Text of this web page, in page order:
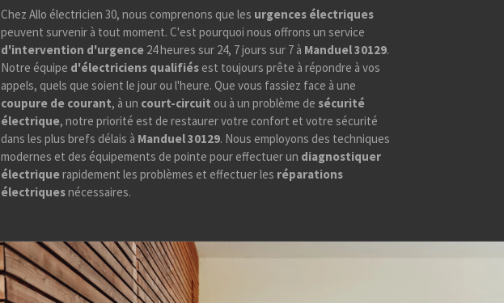
Chez Allo électricien 30, nous comprenons que les urgences électriques
peuvent survenir à tout moment. C'est pourquoi nous offrons un service
d'intervention d'urgence24 heures sur 24, 7 jours sur 7 à Manduel 30129.
Notre équipe d'électriciens qualifiésest toujours prête à répondre à vos
appels, quels que soient le jour ou l'heure. Que vous fassiez face à une
coupure de courant, à un court-circuit ou à un problème de sécurité
électrique, notre priorité est de restaurer votre confort et votre sécurité
dans les plus brefs délais à Manduel 30129. Nous employons des techniques
modernes et des équipements de pointe pour effectuer un diagnostiquer
électriquerapidement les problèmes et effectuer les réparations
électriquesnécessaires.